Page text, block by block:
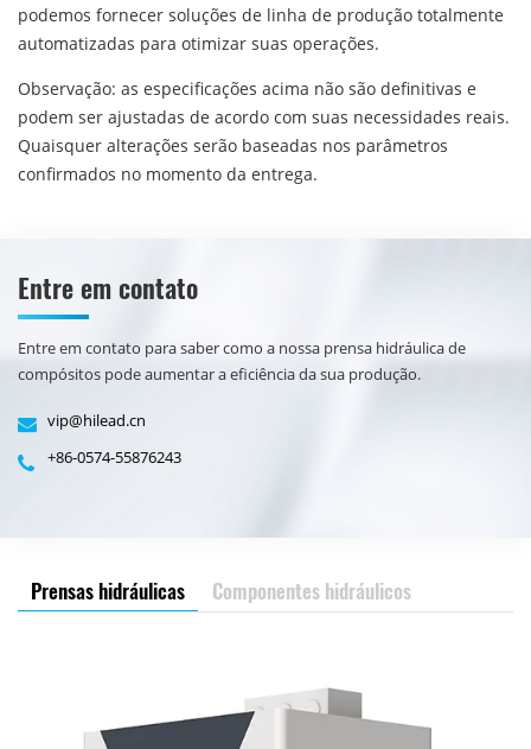
podemos fornecer soluções de linha de produção totalmente
automatizadas para otimizar suas operações.
Observação: as especificações acima não são definitivas e
podem ser ajustadas de acordo com suas necessidades reais.
Quaisquer alterações serão baseadas nos parâmetros
confirmados no momento da entrega.
Entre em contato
Entre em contato para saber como a nossa prensa hidráulica de
compósitos pode aumentar a eficiência da sua produção.
vip@hilead.cn
+86-0574-55876243
Prensas hidráulicas Componentes hidráulicos